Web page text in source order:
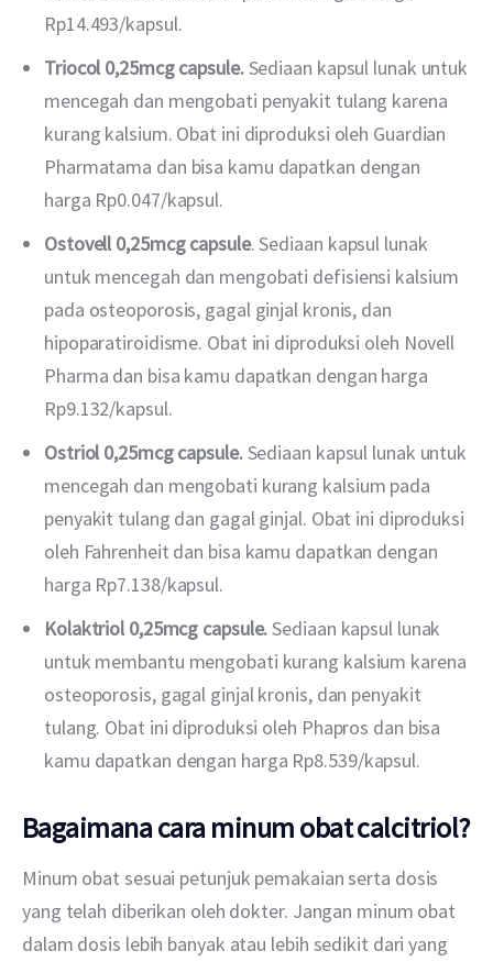
Rp14.493/kapsul.
Triocol 0,25mcg capsule.Sediaan kapsul lunak untuk
mencegah dan mengobati penyakit tulang karena
kurang kalsium. Obat ini diproduksi oleh Guardian
Pharmatama dan bisa kamu dapatkan dengan
harga Rp0.047/kapsul.
Ostovell 0,25mcg capsule. Sediaan kapsul lunak
untuk mencegah dan mengobati defisiensi kalsium
pada osteoporosis, gagal ginjal kronis, dan
hipoparatiroidisme. Obat ini diproduksi oleh Novell
Pharma dan bisa kamu dapatkan dengan harga
Rp9.132/kapsul.
Ostriol 0,25mcg capsule.Sediaan kapsul lunak untuk
mencegah dan mengobati kurang kalsium pada
penyakit tulang dan gagal ginjal. Obat ini diproduksi
oleh Fahrenheit dan bisa kamu dapatkan dengan
harga Rp7.138/kapsul.
Kolaktriol 0,25mcg capsule.Sediaan kapsul lunak
untuk membantu mengobati kurang kalsium karena
osteoporosis, gagal ginjal kronis, dan penyakit
tulang. Obat ini diproduksi oleh Phapros dan bisa
kamu dapatkan dengan harga Rp8.539/kapsul.
Bagaimana cara minum obat calcitriol?
Minum obat sesuai petunjuk pemakaian serta dosis
yang telah diberikan oleh dokter. Jangan minum obat
dalam dosis lebih banyak atau lebih sedikit dari yang